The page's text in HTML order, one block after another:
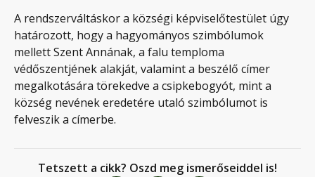
A rendszerváltáskor a községi képviselőtestület úgy
határozott, hogy a hagyományos szimbólumok
mellett Szent Annának, a falu temploma
védőszentjének alakját, valamint a beszélő címer
megalkotására törekedve a csipkebogyót, mint a
község nevének eredetére utaló szimbólumot is
felveszik a címerbe.
Tetszett a cikk? Oszd meg ismerőseiddel is!